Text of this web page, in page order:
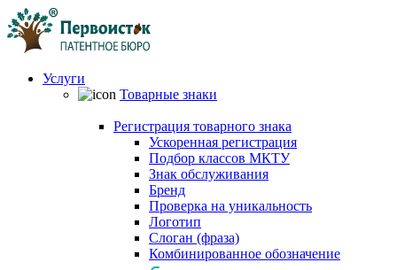
Услуги
Товарные знаки
Регистрация товарного знака
Ускоренная регистрация
Подбор классов МКТУ
Знак обслуживания
Бренд
Проверка на уникальность
Логотип
Слоган (фраза)
Комбинированное обозначение